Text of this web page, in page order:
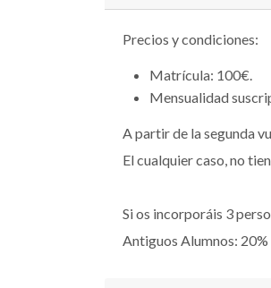
Precios y condiciones:
Matrícula: 100€.
Mensualidad
A partir de la segunda
El cualquier caso, no
Si os incorporáis 3
Antiguos Alumnos: